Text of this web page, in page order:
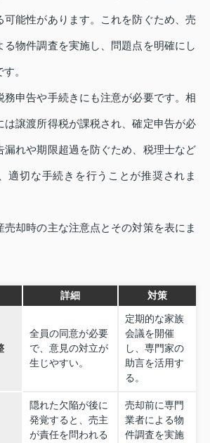
可能性があります。これを防ぐため、売
る物件調査を実施し、問題点を明確にし
。
務申告や手続きにも注意が必要です。相
は譲渡所得税が課税され、確定申告が必
漏れや期限超過を防ぐため、税理士など
適切な手続きを行うことが推奨されま
売却時の主な注意点とその対策を表にま
詳細 対策
全員の同意が必要
で、意見の対立が
生じやすい。
定期的な家族
会議を開催
し、専門家の
助言を活用す
る。
隠れた欠陥が後に
発覚すると、売主
が責任を問われる
売却前に専門
業者による物
件調査を実施